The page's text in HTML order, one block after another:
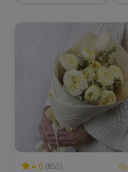
4.6 (855)